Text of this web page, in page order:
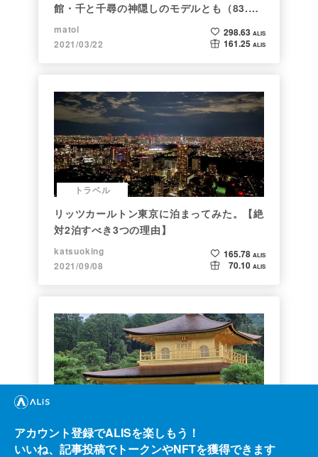
館・千と千尋の神隠しのモデルとも（83.と
らべるショット）
matol
2021/03/22
298.63 ALIS
161.25 ALIS
トラベル
リッツカールトン東京に泊まってみた。【絶
対2泊すべき3つの理由】
katsuoking
2021/09/08
165.78 ALIS
70.10 ALIS
【京都旅行②】雨の日も風情溢れる金閣寺
アカウント登録でALISを楽しもう！
いいね、記事投稿でトークンやNFTを獲得できます